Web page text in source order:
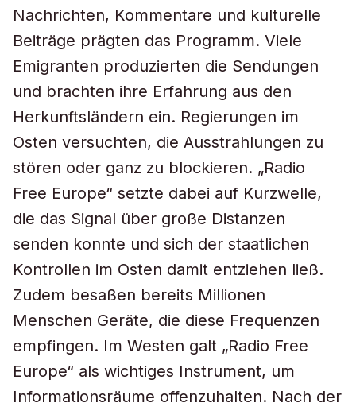
Nachrichten, Kommentare und kulturelle
Beiträge prägten das Programm. Viele
Emigranten produzierten die Sendungen
und brachten ihre Erfahrung aus den
Herkunftsländern ein. Regierungen im
Osten versuchten, die Ausstrahlungen zu
stören oder ganz zu blockieren. „Radio
Free Europe“ setzte dabei auf Kurzwelle,
die das Signal über große Distanzen
senden konnte und sich der staatlichen
Kontrollen im Osten damit entziehen ließ.
Zudem besaßen bereits Millionen
Menschen Geräte, die diese Frequenzen
empfingen. Im Westen galt „Radio Free
Europe“ als wichtiges Instrument, um
Informationsräume offenzuhalten. Nach der